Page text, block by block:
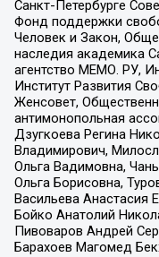
Санкт-Петербурге
Фонд поддержки
Человек и Закон,
наследия академика
агентство МЕМО. РУ,
Институт Развития
Женсовет,
антимонопольная
Дзугкоева Регина
Владимирович,
Ольга Вадимовна,
Ольга Борисовна,
Васильева Анастасия
Бойко Анатолий
Пивоваров Андрей
Барахоев Магомед